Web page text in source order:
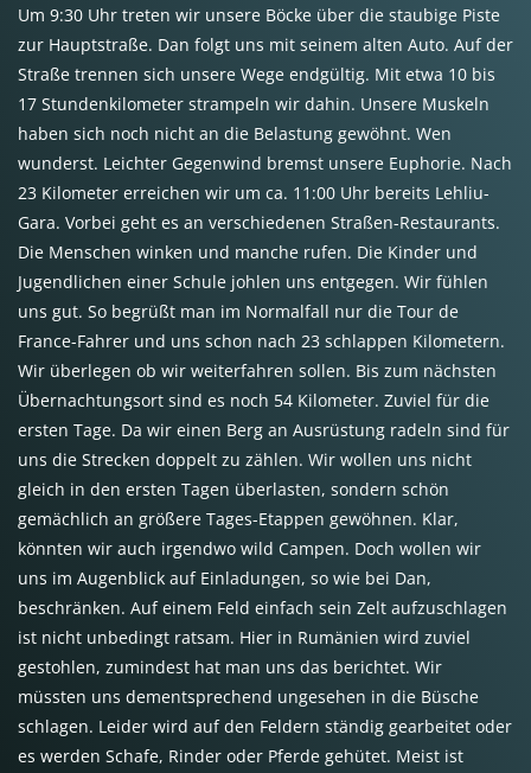
Um 9:30 Uhr treten wir unsere Böcke über die staubige Piste
zur Hauptstraße. Dan folgt uns mit seinem alten Auto. Auf der
Straße trennen sich unsere Wege endgültig. Mit etwa 10 bis
17 Stundenkilometer strampeln wir dahin. Unsere Muskeln
haben sich noch nicht an die Belastung gewöhnt. Wen
wunderst. Leichter Gegenwind bremst unsere Euphorie. Nach
23 Kilometer erreichen wir um ca. 11:00 Uhr bereits Lehliu-
Gara. Vorbei geht es an verschiedenen Straßen-Restaurants.
Die Menschen winken und manche rufen. Die Kinder und
Jugendlichen einer Schule johlen uns entgegen. Wir fühlen
uns gut. So begrüßt man im Normalfall nur die Tour de
France-Fahrer und uns schon nach 23 schlappen Kilometern.
Wir überlegen ob wir weiterfahren sollen. Bis zum nächsten
Übernachtungsort sind es noch 54 Kilometer. Zuviel für die
ersten Tage. Da wir einen Berg an Ausrüstung radeln sind für
uns die Strecken doppelt zu zählen. Wir wollen uns nicht
gleich in den ersten Tagen überlasten, sondern schön
gemächlich an größere Tages-Etappen gewöhnen. Klar,
könnten wir auch irgendwo wild Campen. Doch wollen wir
uns im Augenblick auf Einladungen, so wie bei Dan,
beschränken. Auf einem Feld einfach sein Zelt aufzuschlagen
ist nicht unbedingt ratsam. Hier in Rumänien wird zuviel
gestohlen, zumindest hat man uns das berichtet. Wir
müssten uns dementsprechend ungesehen in die Büsche
schlagen. Leider wird auf den Feldern ständig gearbeitet oder
es werden Schafe, Rinder oder Pferde gehütet. Meist ist